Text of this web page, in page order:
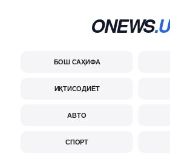
ONEWS
БОШ САҲИФА
ИҚТИСОДИЁТ
АВТО
СПОРТ